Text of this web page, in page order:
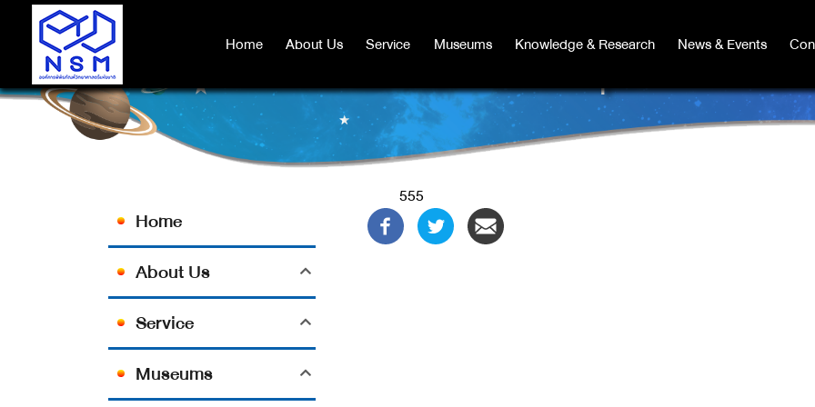
Home About Us Service Museums Knowledge & Research News & Events
Home About Us Service Museums Knowledge & Research News & Events
1'"
Home
About Us
Service
Museums
555